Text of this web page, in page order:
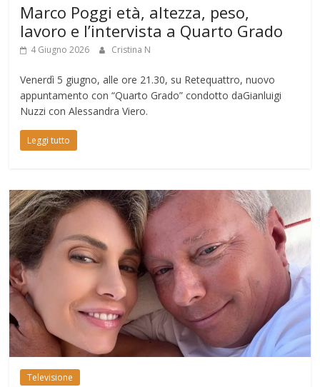
Marco Poggi età, altezza, peso,
lavoro e l’intervista a Quarto Grado
4 Giugno 2026 Cristina N
Venerdì 5 giugno, alle ore 21.30, su Retequattro, nuovo
appuntamento con “Quarto Grado” condotto daGianluigi
Nuzzi con Alessandra Viero.
Leggi tutto
Televisione